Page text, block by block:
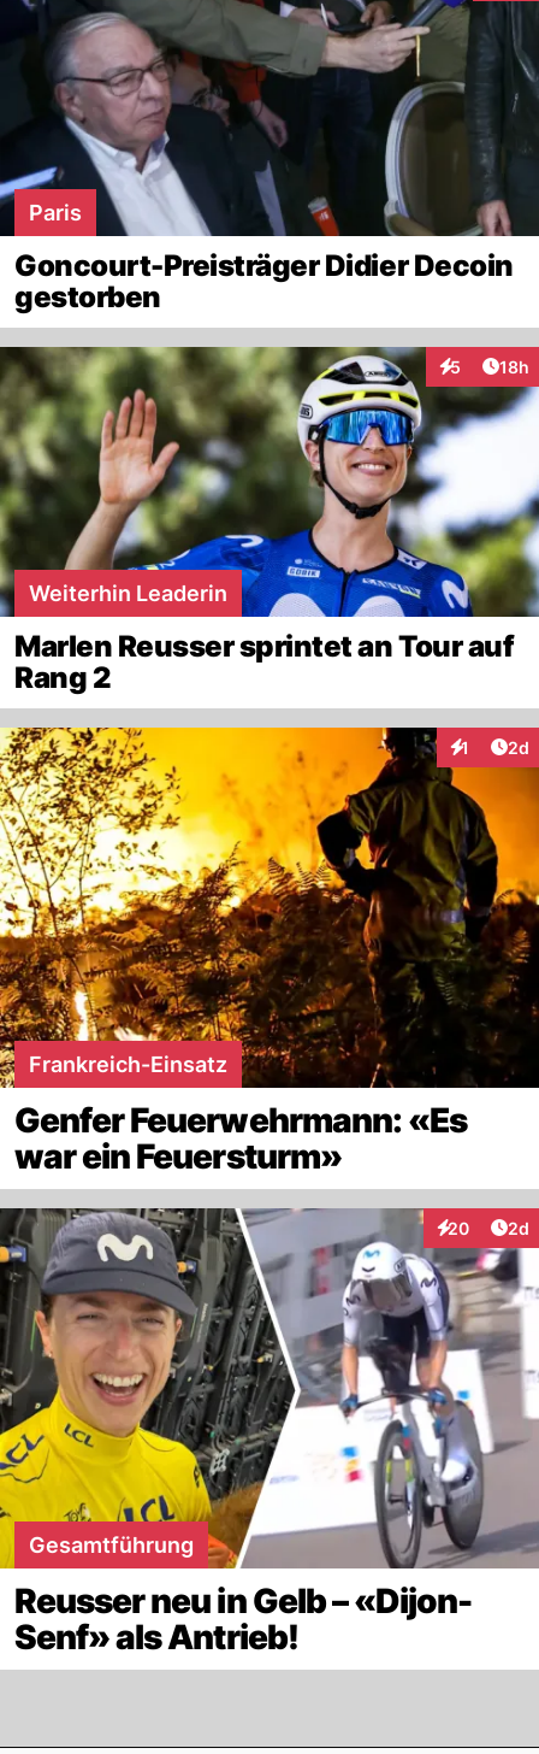
Paris
Goncourt-Preisträger Didier Decoin
gestorben
5
Interaktionen
18h
Weiterhin Leaderin
Marlen Reusser sprintet an Tour auf
Rang 2
1 2d
Frankreich-Einsatz
Genfer Feuerwehrmann: «Es
war ein Feuersturm»
20
Interaktionen
2d
Gesamtführung
Reusser neu in Gelb – «Dijon-
Senf» als Antrieb!